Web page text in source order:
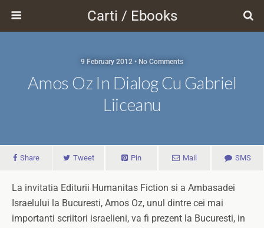
Carti / Ebooks
9 February 2012 • No Comments
Amos Oz In Dialog Cu Gabriel
Liiceanu
Share Tweet Pin Mail SMS
La invitatia Editurii Humanitas Fiction si a Ambasadei
Israelului la Bucuresti, Amos Oz, unul dintre cei mai
importanti scriitori israelieni, va fi prezent la Bucuresti, in